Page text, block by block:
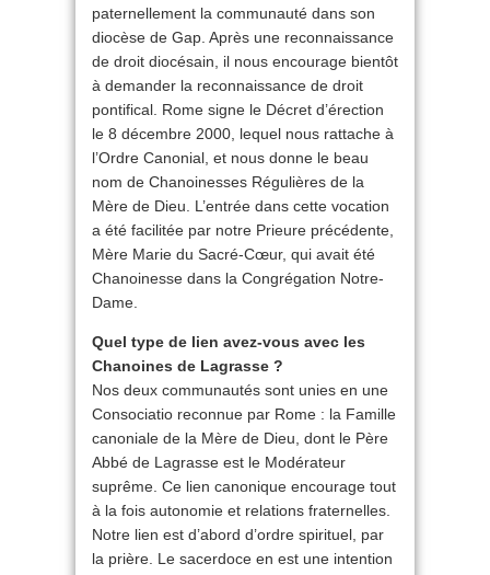
paternellement la communauté dans son
diocèse de Gap. Après une reconnaissance
de droit diocésain, il nous encourage bientôt
à demander la reconnaissance de droit
pontifical. Rome signe le Décret d’érection
le 8 décembre 2000, lequel nous rattache à
l’Ordre Canonial, et nous donne le beau
nom de Chanoinesses Régulières de la
Mère de Dieu. L’entrée dans cette vocation
a été facilitée par notre Prieure précédente,
Mère Marie du Sacré-Cœur, qui avait été
Chanoinesse dans la Congrégation Notre-
Dame.
Quel type de lien avez-vous avec les
Chanoines de Lagrasse ?
Nos deux communautés sont unies en une
Consociatio reconnue par Rome : la Famille
canoniale de la Mère de Dieu, dont le Père
Abbé de Lagrasse est le Modérateur
suprême. Ce lien canonique encourage tout
à la fois autonomie et relations fraternelles.
Notre lien est d’abord d’ordre spirituel, par
la prière. Le sacerdoce en est une intention